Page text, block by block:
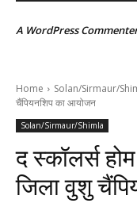
A WordPress